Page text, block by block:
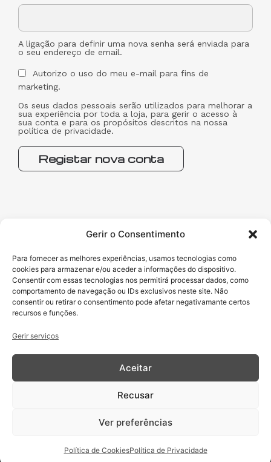
Gerir o Consentimento
Para fornecer as melhores experiências, usamos tecnologias como
cookies para armazenar e/ou aceder a informações do dispositivo.
Consentir com essas tecnologias nos permitirá processar dados, como
comportamento de navegação ou IDs exclusivos neste site. Não
consentir ou retirar o consentimento pode afetar negativamante certos
recursos e funções.
Gerir serviços
Aceitar
Recusar
Ver preferências
Política de CookiesPolítica de Privacidade
A ligação para definir uma nova senha será enviada para
o seu endereço de email.
Autorizo o uso do meu e-mail para fins de
marketing.
Os seus dados pessoais serão utilizados para melhorar a
sua experiência por toda a loja, para gerir o acesso à
sua conta e para os propósitos descritos na nossa
política de privacidade.
Registar nova conta
Navegação
Sobre
Serviços
A minha conta
Documentos
Legais
Política de Privacidade
Todos os preços são inseridos incluindo impostos e excluindo envio
Projeto Acelerar 2030, desenvolvido pela Condensado Numérico. Copyright © O